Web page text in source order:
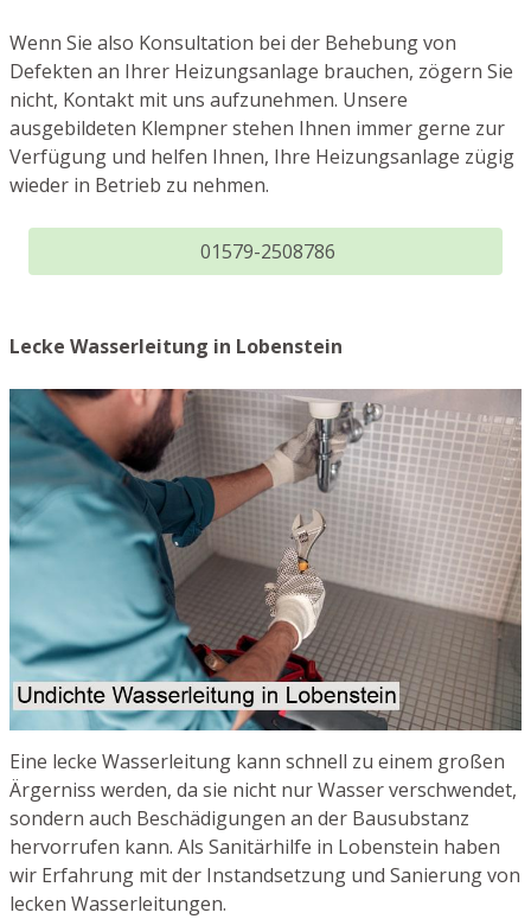
Wenn Sie also Konsultation bei der Behebung von
Defekten an Ihrer Heizungsanlage brauchen, zögern Sie
nicht, Kontakt mit uns aufzunehmen. Unsere
ausgebildeten Klempner stehen Ihnen immer gerne zur
Verfügung und helfen Ihnen, Ihre Heizungsanlage zügig
wieder in Betrieb zu nehmen.
01579-2508786
Lecke Wasserleitung in Lobenstein
Eine lecke Wasserleitung kann schnell zu einem großen
Ärgerniss werden, da sie nicht nur Wasser verschwendet,
sondern auch Beschädigungen an der Bausubstanz
hervorrufen kann. Als Sanitärhilfe in Lobenstein haben
wir Erfahrung mit der Instandsetzung und Sanierung von
lecken Wasserleitungen.